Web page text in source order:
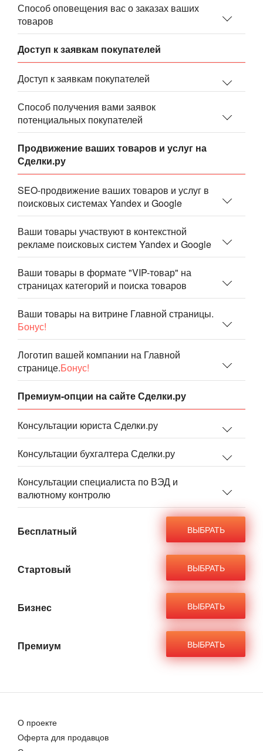
Способ оповещения вас о заказах ваших
товаров
Доступ к заявкам покупателей
Доступ к заявкам покупателей
Способ получения вами заявок
потенциальных покупателей
Продвижение ваших товаров и услуг на
Сделки.ру
SEO-продвижение ваших товаров и услуг в
поисковых системах Yandex и Google
Ваши товары участвуют в контекстной
рекламе поисковых систем Yandex и Google
Ваши товары в формате "VIP-товар" на
страницах категорий и поиска товаров
Ваши товары на витрине Главной страницы.
Бонус!
Логотип вашей компании на Главной
странице.Бонус!
Премиум-опции на сайте Сделки.ру
Консультации юриста Сделки.ру
Консультации бухгалтера Сделки.ру
Консультации специалиста по ВЭД и
валютному контролю
ВЫБРАТЬ
ВЫБРАТЬ
ВЫБРАТЬ
ВЫБРАТЬ
О проекте
Оферта для продавцов